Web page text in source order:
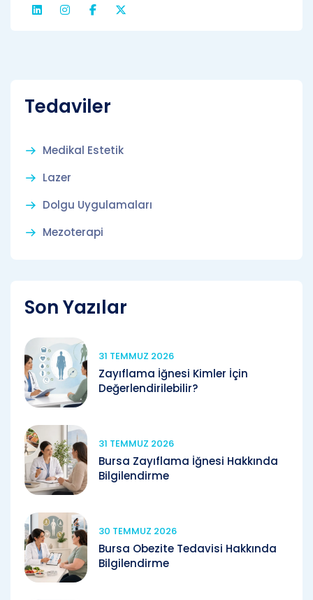
Tedaviler
Medikal Estetik
Lazer
Dolgu Uygulamaları
Mezoterapi
Son Yazılar
31 TEMMUZ 2026
Zayıflama İğnesi Kimler İçin
Değerlendirilebilir?
31 TEMMUZ 2026
Bursa Zayıflama İğnesi Hakkında
Bilgilendirme
30 TEMMUZ 2026
Bursa Obezite Tedavisi Hakkında
Bilgilendirme